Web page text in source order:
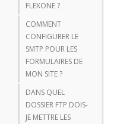
FLEXONE ?
COMMENT
CONFIGURER LE
SMTP POUR LES
FORMULAIRES DE
MON SITE ?
DANS QUEL
DOSSIER FTP DOIS-
JE METTRE LES